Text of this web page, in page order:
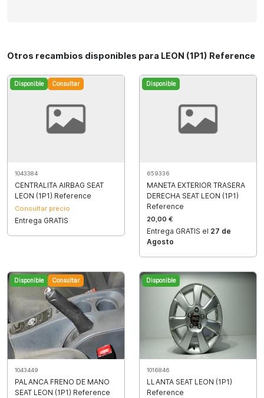
Otros recambios disponibles para LEON (1P1) Reference
Disponible Consultar
1043384
CENTRALITA AIRBAG SEAT
LEON (1P1) Reference
Consultar precio
Entrega GRATIS
Disponible
659336
MANETA EXTERIOR TRASERA
DERECHA SEAT LEON (1P1)
Reference
20,00 €
Entrega GRATIS el 27 de
Agosto
Disponible Consultar
1043449
PALANCA FRENO DE MANO
SEAT LEON (1P1) Reference
Disponible
1016846
LLANTA SEAT LEON (1P1)
Reference